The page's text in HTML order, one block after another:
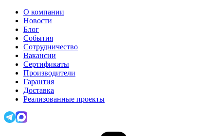
О компании
Новости
Блог
События
Сотрудничество
Вакансии
Сертификаты
Производители
Гарантия
Доставка
Реализованные проекты